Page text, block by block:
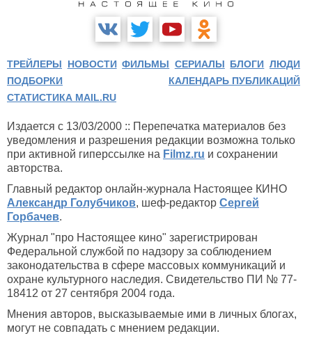
ТРЕЙЛЕРЫ НОВОСТИ ФИЛЬМЫ СЕРИАЛЫ БЛОГИ ЛЮДИ
ПОДБОРКИ
КАЛЕНДАРЬ ПУБЛИКАЦИЙ
СТАТИСТИКА MAIL.RU
Издается с 13/03/2000 :: Перепечатка материалов без
уведомления и разрешения редакции возможна только
при активной гиперссылке на Filmz.ru и сохранении
авторства.
Главный редактор онлайн-журнала Настоящее КИНО
Александр Голубчиков, шеф-редактор Сергей
Горбачев.
Журнал "про Настоящее кино" зарегистрирован
Федеральной службой по надзору за соблюдением
законодательства в сфере массовых коммуникаций и
охране культурного наследия. Свидетельство ПИ № 77-
18412 от 27 сентября 2004 года.
Мнения авторов, высказываемые ими в личных блогах,
могут не совпадать с мнением редакции.